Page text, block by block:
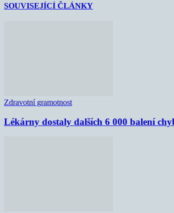
SOUVISEJÍCÍ ČLÁNKY
Zdravotní gramotnost
Lékárny dostaly dalších 6 000 balení